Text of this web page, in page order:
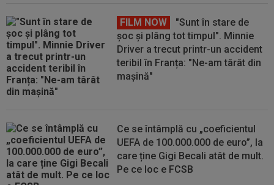
FILM NOW
"Sunt în stare de
șoc și plâng tot timpul". Minnie
Driver a trecut printr-un accident
teribil în Franța: "Ne-am târât din
mașină"
Ce se întâmplă cu „coeficientul
UEFA de 100.000.000 de euro”, la
care ține Gigi Becali atât de mult.
Pe ce loc e FCSB